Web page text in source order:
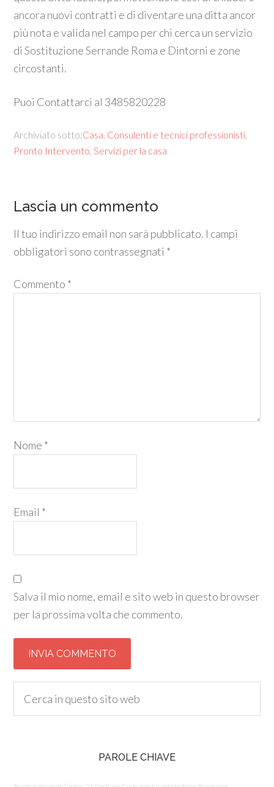
ancora nuovi contratti e di diventare una ditta ancor
più nota e valida nel campo per chi cerca un servizio
di Sostituzione Serrande Roma e Dintorni e zone
circostanti.
Puoi Contattarci al 3485820228
Archiviato sotto:Casa Consulenti e tecnici professionisti
Pronto Intervento ,Servizi per la casa
Lascia un commento
Il tuo indirizzo email non sarà pubblicato. I campi
obbligatori sono contrassegnati *
Commento *
Nome *
Email *
Salva il mio nome, email e sito web in questo browser
per la prossima volta che commento.
PAROLE CHIAVE